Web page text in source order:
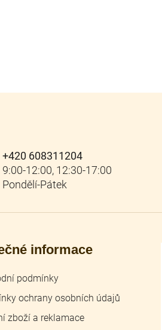
+420 608311204
informace
podmínky
ochrany osobních údajů
zboží a reklamace